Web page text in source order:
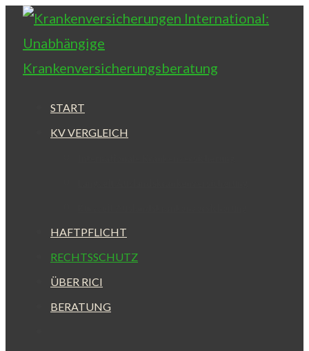
Zum
Inhalt
springen
START
KV VERGLEICH
HAFTPFLICHT
RECHTSSCHUTZ
ÜBER RICI
BERATUNG